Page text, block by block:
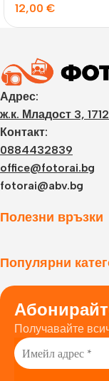
12,00 €
Адрес:
ж.к. Младост 3,
Контакт:
0884432839
office@fotorai.bg
fotorai@abv.bg
Полезни връзки
Популярни
Получавайте